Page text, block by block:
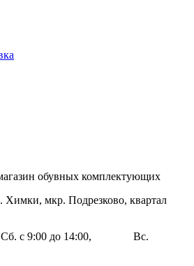
обувных комплектующих
Химки, мкр. Подрезково, квартал
Сб. с 9:00 до 14:00, Вс.